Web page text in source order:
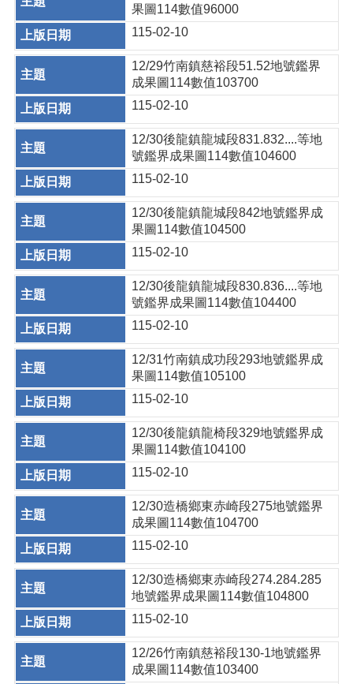
果圖114數值96000
115-02-10
12/29竹南鎮慈裕段51.52地號鑑界
成果圖114數值103700
115-02-10
12/30後龍鎮龍城段831.832....等地
號鑑界成果圖114數值104600
115-02-10
12/30後龍鎮龍城段842地號鑑界成
果圖114數值104500
115-02-10
12/30後龍鎮龍城段830.836....等地
號鑑界成果圖114數值104400
115-02-10
12/31竹南鎮成功段293地號鑑界成
果圖114數值105100
115-02-10
12/30後龍鎮龍椅段329地號鑑界成
果圖114數值104100
115-02-10
12/30造橋鄉東赤崎段275地號鑑界
成果圖114數值104700
115-02-10
12/30造橋鄉東赤崎段274.284.285
地號鑑界成果圖114數值104800
115-02-10
12/26竹南鎮慈裕段130-1地號鑑界
成果圖114數值103400